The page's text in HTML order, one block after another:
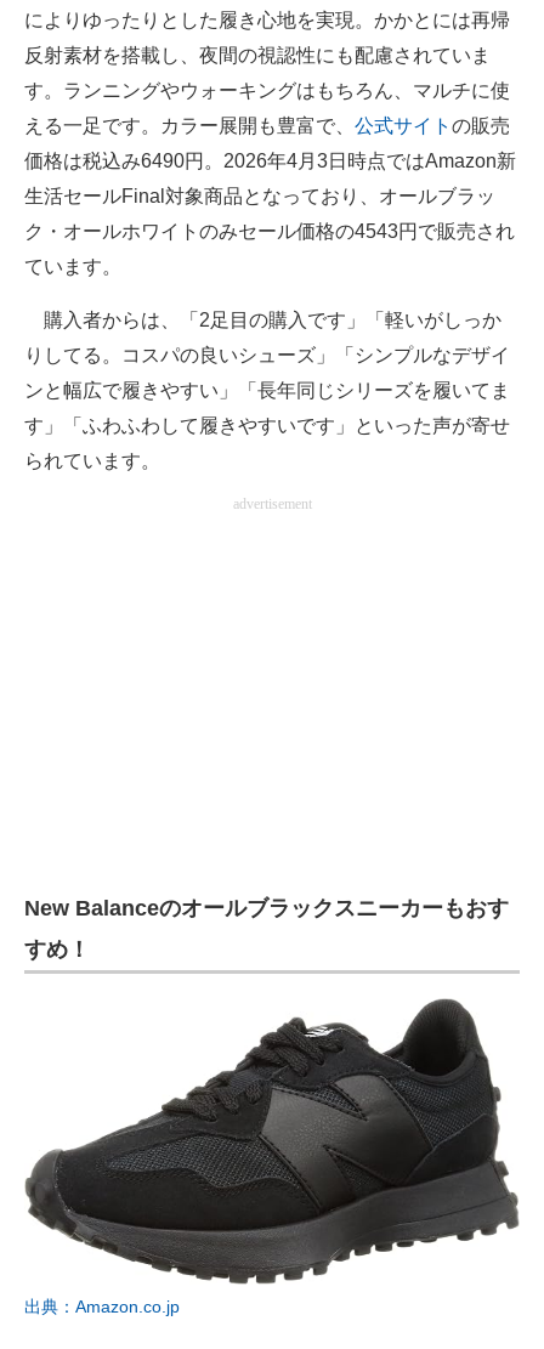
によりゆったりとした履き心地を実現。かかとには再帰
反射素材を搭載し、夜間の視認性にも配慮されていま
す。ランニングやウォーキングはもちろん、マルチに使
える一足です。カラー展開も豊富で、 公式サイト の販売
価格は税込み6490円。2026年4月3日時点ではAmazon新
生活セールFinal対象商品となっており、オールブラッ
ク・オールホワイトのみセール価格の4543円で販売され
ています。
購入者からは、「2足目の購入です」「軽いがしっか
りしてる。コスパの良いシューズ」「シンプルなデザイ
ンと幅広で履きやすい」「長年同じシリーズを履いてま
す」「ふわふわして履きやすいです」といった声が寄せ
られています。
advertisement
New Balanceのオールブラックスニーカーもおす
すめ！
出典：Amazon.co.jp